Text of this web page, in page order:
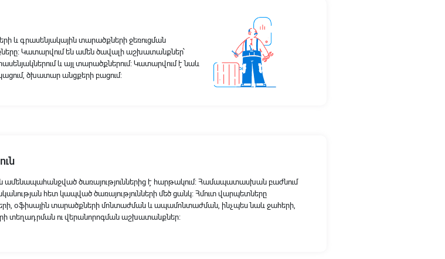
և գրասենյակային տարածքների ջեռուցման
Կատարվում են ամեն ծավալի աշխատանքներ՝
և այլ տարածքներում։ Կատարվում է նաև
ծխատար անցքերի բացում:
ամենապահանջված ծառայություններից է հարթակում։ Համապատասխան բաժնում
հետ կապված ծառայությունների մեծ ցանկ։ Հմուտ վարպետները
օֆիսային տարածքների մոնտաժման և ապամոնտաժման, ինչպես նաև ջահերի,
տեղադրման ու վերանորոգման աշխատանքներ։